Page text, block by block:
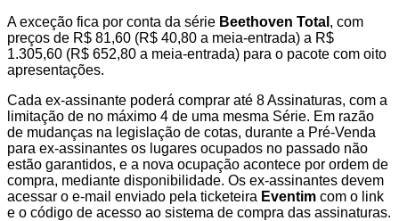
A exceção fica por conta da série Beethoven Total , com
preços de R$ 81,60 (R$ 40,80 a meia-entrada) a R$
1.305,60 (R$ 652,80 a meia-entrada) para o pacote com oito
apresentações.
Cada ex-assinante poderá comprar até 8 Assinaturas, com a
limitação de no máximo 4 de uma mesma Série. Em razão
de mudanças na legislação de cotas, durante a Pré-Venda
para ex-assinantes os lugares ocupados no passado não
estão garantidos, e a nova ocupação acontece por ordem de
compra, mediante disponibilidade. Os ex-assinantes devem
acessar o e-mail enviado pela ticketeira Eventim com o link
e o código de acesso ao sistema de compra das assinaturas.